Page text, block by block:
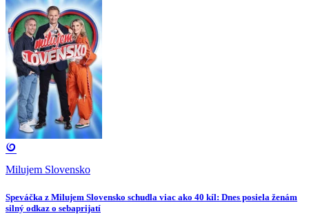
Milujem Slovensko
Speváčka z Milujem Slovensko schudla viac ako 40 kíl: Dnes posiela ženám
silný odkaz o sebaprijatí